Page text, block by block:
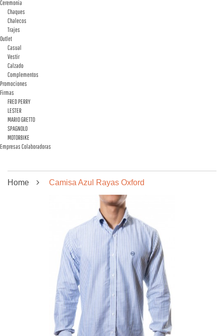
Ceremonia
Chaques
Chalecos
Trajes
Outlet
Casual
Vestir
Calzado
Complementos
Promociones
Firmas
FRED PERRY
LESTER
MARIO GRETTO
SPAGNOLO
MOTORBIKE
Empresas Colaboradoras
Home Camisa Azul Rayas Oxford